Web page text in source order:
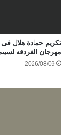
تكريم حمادة هلال فى
مهرجان الغردقة
2026/08/09